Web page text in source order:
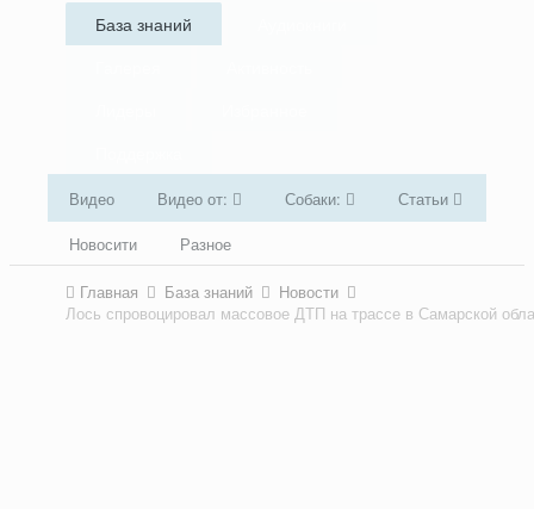
База знаний
Видео Видео от: Собаки:
Статьи
Новосити
Разное
Главная База знаний
Новости
Лось спровоцировал массовое ДТП на трассе в Самарской